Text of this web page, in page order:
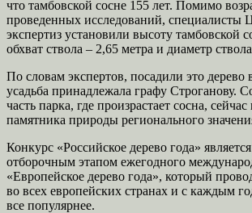
что тамбовской сосне 155 лет. Помимо
проведенных исследований, специалисты
экспертиз установили высоту тамбовской
обхват ствола – 2,65 метра и диаметр
По словам экспертов, посадили это дерево
усадьба принадлежала графу Строганову.
часть парка, где произрастает сосна, сейчас
памятника природы регионального
Конкурс «Российское дерево года»
отборочным этапом ежегодного
«Европейское дерево года», который
во всех европейских странах и с каждым
все популярнее.